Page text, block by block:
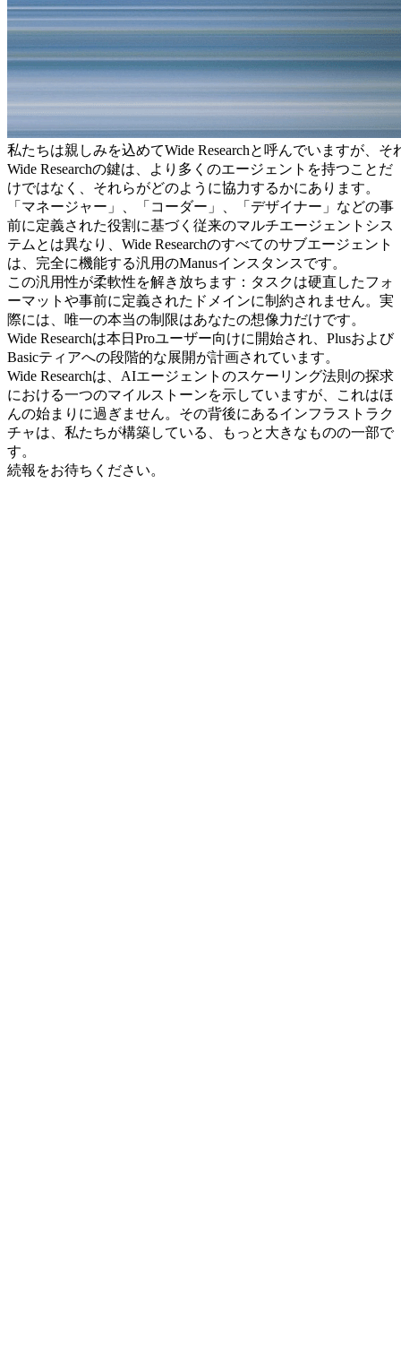
私たちは親しみを込めてWide Researchと呼んでいますが、
Wide Researchの鍵は、より多くのエージェントを持つことだ
けではなく、それらがどのように協力するかにあります。
「マネージャー」、「コーダー」、「デザイナー」などの事
前に定義された役割に基づく従来のマルチエージェントシス
テムとは異なり、Wide Researchのすべてのサブエージェント
は、完全に機能する汎用のManusインスタンスです。
この汎用性が柔軟性を解き放ちます：タスクは硬直したフォ
ーマットや事前に定義されたドメインに制約されません。実
際には、唯一の本当の制限はあなたの想像力だけです。
Wide Researchは本日 Proユーザー向けに開始され、 Plusおよび
Basicティアへの段階的な展開が計画されています。
Wide Researchは、AIエージェントのスケーリング法則の探求
における一つのマイルストーンを示していますが、これはほ
んの始まりに過ぎません。その背後にあるインフラストラク
チャは、私たちが構築している、もっと大きなものの一部で
す。
続報をお待ちください。